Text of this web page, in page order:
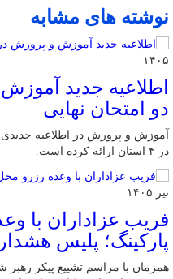
نوشته های مشابه
۱۴۰۵
اطلاعیه جدید
دو امتحان نهایی
آموزش و پرورش در اطلاعیه جديدی
در ۴ استان ارائه کرده است.
تیر ۱۴۰۵
فریب عزاداران با
پارکینگ؛ پلیس
همزمان با مراسم تشییع پیکر رهبر